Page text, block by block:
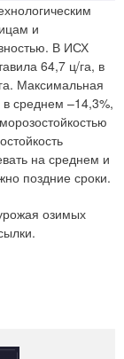
и
В ИСХ
64,7 ц/га, в
Максимальная
среднем –14,3%,
на среднем и
поздние сроки.
озимых